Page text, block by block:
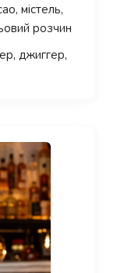
містель,
розчин
джиггер,